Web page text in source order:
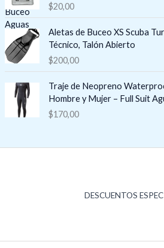
o
:
d
e
h
a
r
e
c
o
5
$20,00
Aletas de Buceo XS Scuba
Técnico, Talón Abierto
$200,00
Traje de Neopreno
Hombre y Mujer – Full Suit
$170,00
DESCUENTOS